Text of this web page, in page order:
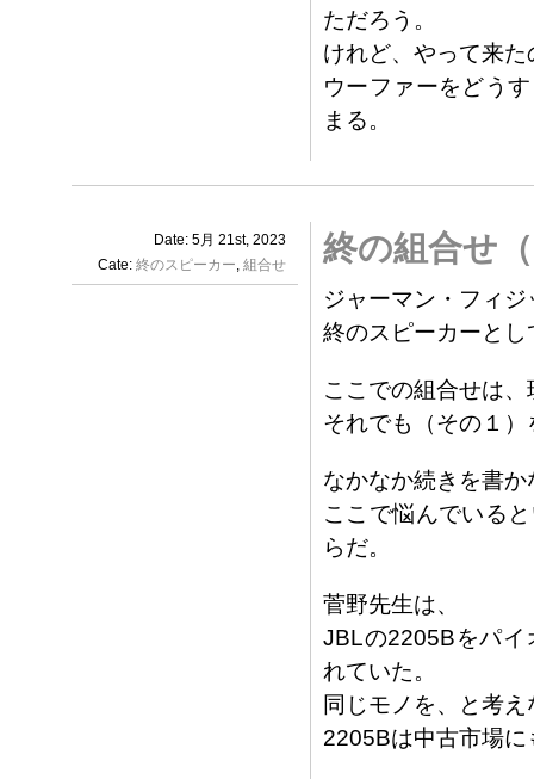
ただろう。
けれど、やって来
ウーファーをどう
まる。
Date: 5月 21st, 2023
Cate: 終のスピーカー, 組合せ 終の組合せ
ジャーマン・フィ
終のスピーカーと
ここでの組合せは
それでも（その１
なかなか続きを書
ここで悩んでいる
らだ。
菅野先生は、
JBLの2205Bをパイ
れていた。
同じモノを、と考
2205Bは中古市場